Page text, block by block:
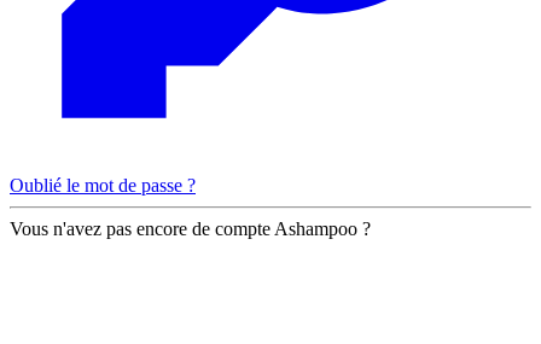
Oublié le mot de passe ?
Vous n'avez pas encore de compte Ashampoo ?